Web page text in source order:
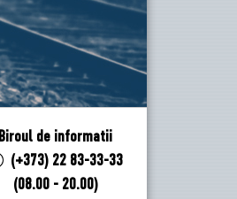
Biroul de informatii
(+373) 22 83-33-33
(08.00 - 20.00)